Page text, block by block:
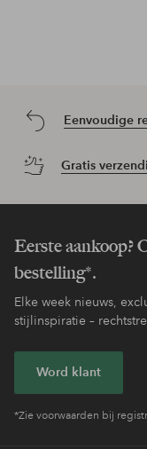
Eenvoudige
Gratis
Eerste aankoop?
bestelling*.
Elke week nieuws,
stijlinspiratie –
Word klant
*Zie voorwaarden bij